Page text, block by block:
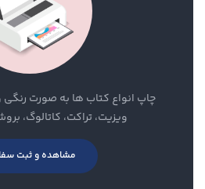
چاپ انواع کتاب ها به صورت
ویزیت، تراکت، کاتالوگ،
مشاهده و ثبت